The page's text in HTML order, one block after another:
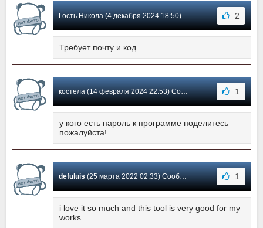
Гость Никола (4 декабря 2024 18:50) Сообщение #10 2
Требует почту и код
костела (14 февраля 2024 22:53) Сообщение #9 1
у кого есть пароль к программе поделитесь
пожалуйста!
defuluis(25 марта 2022 02:33) Сообщение #8 1
i love it so much and this tool is very good for my
works